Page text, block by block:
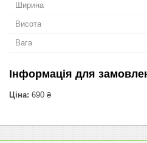
Ширина
Висота
Вага
Інформація для
Ціна: 690 ₴